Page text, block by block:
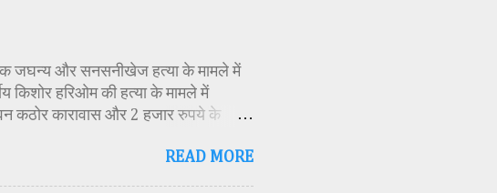
मंत्रोच्चार के बीच देवी शक्ति स्वरूपा
ने वैदिक मंत्रोच्चार के बीच देवी
एक जघन्य और सनसनीखेज हत्या के मामले में
किशोर हरिओम की हत्या के मामले में
कठोर कारावास और 2 हजार रुपये के
बेहद नृशंस तरीके से की गई है। जांच के
READ MORE